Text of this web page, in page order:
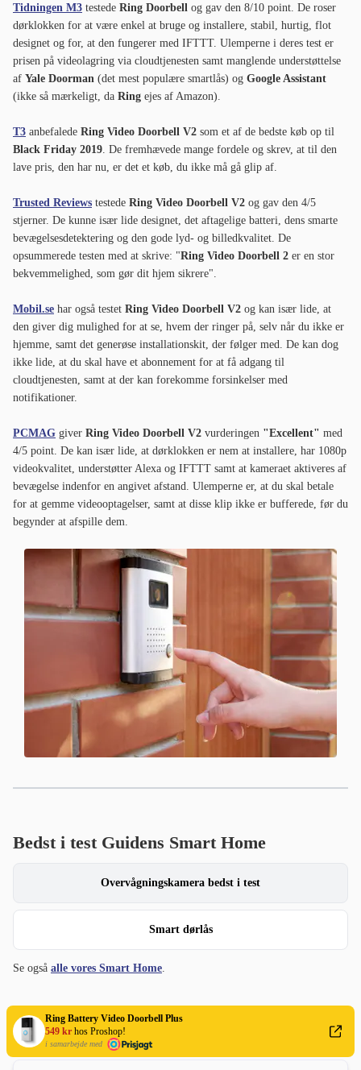
Ring Battery Video Doorbell Plus
549 kr hos Proshop!
i samarbejde med
Tidningen M3 testede Ring Doorbell og gav den 8/10 point. De roser
dørklokken for at være enkel at bruge og installere, stabil, hurtig, flot
designet og for, at den fungerer med IFTTT. Ulemperne i deres test er
prisen på videolagring via cloudtjenesten samt manglende understøttelse
af Yale Doorman (det mest populære smartlås) og Google Assistant
(ikke så mærkeligt, da Ring ejes af Amazon).
T3 anbefalede Ring Video Doorbell V2 som et af de bedste køb op til
Black Friday 2019 . De fremhævede mange fordele og skrev, at til den
lave pris, den har nu, er det et køb, du ikke må gå glip af.
Trusted Reviews testede Ring Video Doorbell V2 og gav den 4/5
stjerner. De kunne især lide designet, det aftagelige batteri, dens smarte
bevægelsesdetektering og den gode lyd- og billedkvalitet. De
opsummerede testen med at skrive: "Ring Video Doorbell 2 er en stor
bekvemmelighed, som gør dit hjem sikrere".
Mobil.se har også testet Ring Video Doorbell V2 og kan især lide, at
den giver dig mulighed for at se, hvem der ringer på, selv når du ikke er
hjemme, samt det generøse installationskit, der følger med. De kan dog
ikke lide, at du skal have et abonnement for at få adgang til
cloudtjenesten, samt at der kan forekomme forsinkelser med
notifikationer.
PCMAG giver Ring Video Doorbell V2 vurderingen "Excellent" med
4/5 point. De kan især lide, at dørklokken er nem at installere, har 1080p
videokvalitet, understøtter Alexa og IFTTT samt at kameraet aktiveres af
bevægelse indenfor en angivet afstand. Ulemperne er, at du skal betale
for at gemme videooptagelser, samt at disse klip ikke er bufferede, før du
begynder at afspille dem.
Bedst i test Guidens Smart Home
Overvågningskamera bedst i test
Smart dørlås
Se også alle vores Smart Home
Spørgsmål og svar om smarte dørklokker